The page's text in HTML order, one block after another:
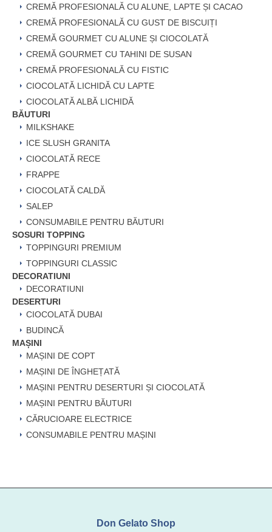
CREMĂ PROFESIONALĂ CU ALUNE, LAPTE ȘI CACAO
CREMĂ PROFESIONALĂ CU GUST DE BISCUIȚI
CREMĂ GOURMET CU ALUNE ȘI CIOCOLATĂ
CREMĂ GOURMET CU TAHINI DE SUSAN
CREMĂ PROFESIONALĂ CU FISTIC
CIOCOLATĂ LICHIDĂ CU LAPTE
CIOCOLATĂ ALBĂ LICHIDĂ
BĂUTURI
MILKSHAKE
ICE SLUSH GRANITA
CIOCOLATĂ RECE
FRAPPE
CIOCOLATĂ CALDĂ
SALEP
CONSUMABILE PENTRU BĂUTURI
SOSURI TOPPING
TOPPINGURI PREMIUM
TOPPINGURI CLASSIC
DECORATIUNI
DECORATIUNI
DESERTURI
CIOCOLATĂ DUBAI
BUDINCĂ
MAȘINI
MAȘINI DE COPT
MAȘINI DE ÎNGHEȚATĂ
MAȘINI PENTRU DESERTURI ȘI CIOCOLATĂ
MAȘINI PENTRU BĂUTURI
CĂRUCIOARE ELECTRICE
CONSUMABILE PENTRU MAȘINI
Don Gelato Shop